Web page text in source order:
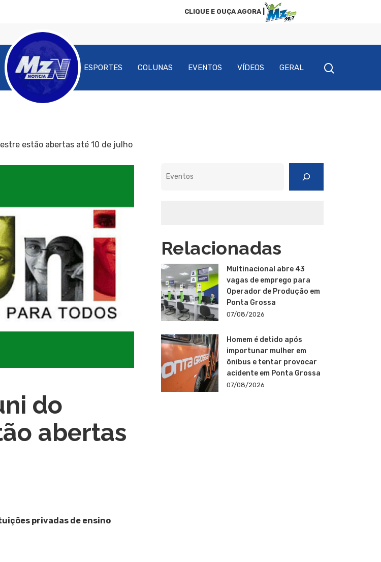
CLIQUE E OUÇA AGORA |
ESPORTES COLUNAS EVENTOS VÍDEOS GERAL
estão abertas até 10 de julho
do
abertas
privadas de ensino
Relacionadas
Multinacional abre 43
vagas de emprego para
Operador de Produção em
Ponta Grossa
07/08/2026
Homem é detido após
importunar mulher em
ônibus e tentar provocar
acidente em Ponta Grossa
07/08/2026